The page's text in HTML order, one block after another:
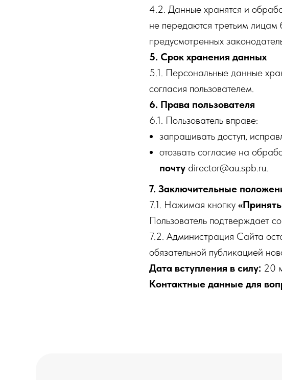
4.2. Данные хранятся и
не передаются третьим лицам
предусмотренных
5. Срок хранения данных
5.1. Персональные данные
согласия пользователем.
6. Права пользователя
6.1. Пользователь вправе:
запрашивать доступ,
отозвать согласие на
почту director@au.spb.ru.
7. Заключительные
7.1. Нажимая кнопку
Пользователь подтверждает
7.2. Администрация Сайта
обязательной публикацией
Дата вступления в силу: 20
Контактные данные для